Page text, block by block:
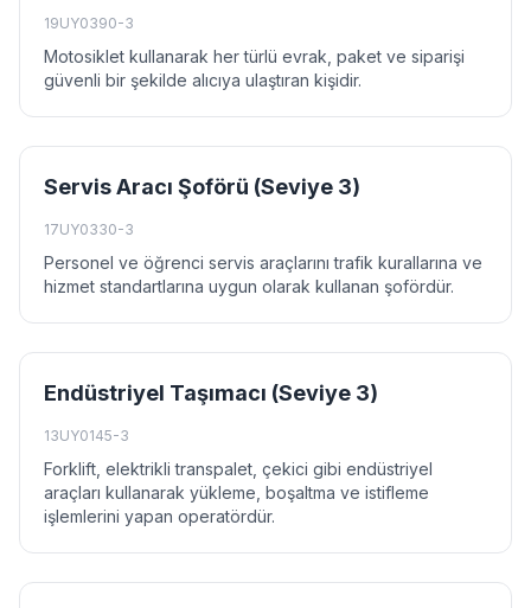
19UY0390-3
Motosiklet kullanarak her türlü evrak, paket ve siparişi
güvenli bir şekilde alıcıya ulaştıran kişidir.
Servis Aracı Şoförü (Seviye 3)
17UY0330-3
Personel ve öğrenci servis araçlarını trafik kurallarına ve
hizmet standartlarına uygun olarak kullanan şofördür.
Endüstriyel Taşımacı (Seviye 3)
13UY0145-3
Forklift, elektrikli transpalet, çekici gibi endüstriyel
araçları kullanarak yükleme, boşaltma ve istifleme
işlemlerini yapan operatördür.